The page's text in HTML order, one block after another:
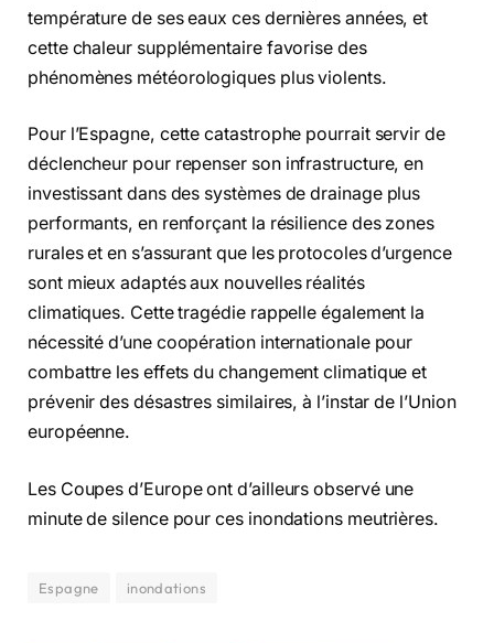
température de ses eaux ces dernières années, et
cette chaleur supplémentaire favorise des
phénomènes météorologiques plus violents.
Pour l’Espagne, cette catastrophe pourrait servir de
déclencheur pour repenser son infrastructure, en
investissant dans des systèmes de drainage plus
performants, en renforçant la résilience des zones
rurales et en s’assurant que les protocoles d’urgence
sont mieux adaptés aux nouvelles réalités
climatiques. Cette tragédie rappelle également la
nécessité d’une coopération internationale pour
combattre les effets du changement climatique et
prévenir des désastres similaires, à l’instar de l’Union
européenne.
Les Coupes d’Europe ont d’ailleurs observé une
minute de silence pour ces inondations meutrières.
Espagne inondations